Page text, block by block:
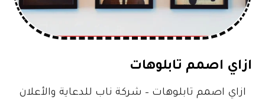
ازاي اصمم تابلوهات
ازاي اصمم تابلوهات – شركة ناب للدعاية والأعلان